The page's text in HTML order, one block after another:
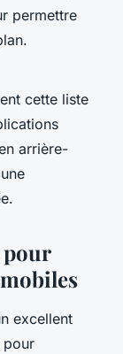
permettre
cette liste
arrière-
pour
excellent
pour